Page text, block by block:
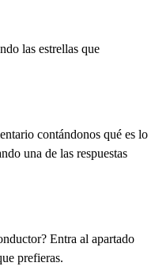
las estrellas que
tario contándonos qué es lo
una de las respuestas
tor? Entra al apartado
prefieras.